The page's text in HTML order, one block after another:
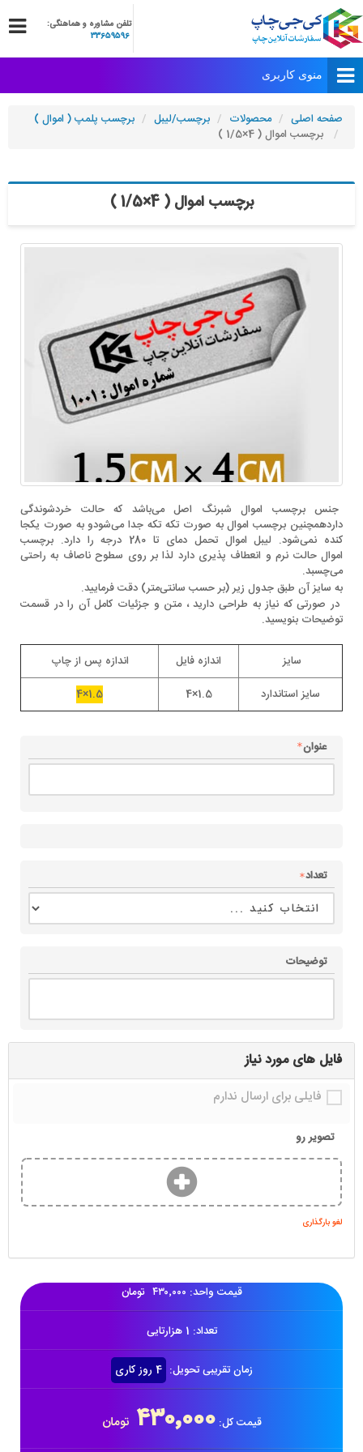
تلفن مشاوره و هماهنگی:
33659596
صفحه اصلی محصولات برچسب/لیبل
برچسب پلمپ ( اموال )
برچسب اموال ( 4×1/5 )
برچسب اموال ( 4×1/5 )
جنس برچسب اموال شبرنگ اصل می‌باشد که حالت خردشوندگی
داردهمچنین برچسب اموال به صورت تکه تکه جدا می‌شودو به صورت یکجا
کنده نمی‌شود. لیبل اموال تحمل دمای تا 280 درجه را دارد. برچسب
اموال حالت نرم و انعطاف پذیری دارد لذا بر روی سطوح ناصاف به راحتی
می‌‌چسبد.
به سایز آن طبق جدول زیر (بر حسب سانتی‌متر) دقت فرمایید.
در صورتی که نیاز به طراحی دارید ، متن و جزئیات کامل آن را در قسمت
توضیحات بنویسید.
سایز اندازه فایل
اندازه پس از چاپ
سایز استاندارد
1.5×4
1.5×4
عنوان
تعداد
توضیحات
فایل های مورد نیاز
فایلی برای ارسال ندارم
تصویر رو
لغو بارگذاری
قیمت واحد: تومان ۴۳۰٬۰۰۰
تعداد: 1 هزارتایی
زمان تقریبی تحویل: 4 روز کاری
قیمت کل: تومان ۴۳۰٬۰۰۰